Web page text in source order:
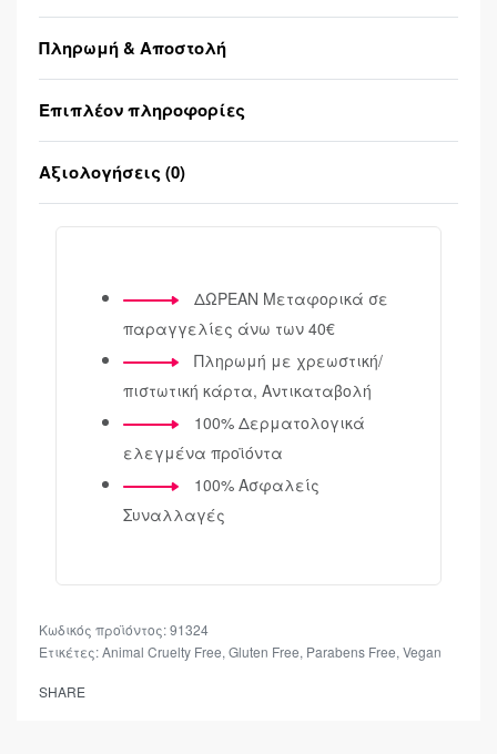
Πληρωμή & Αποστολή
Επιπλέον πληροφορίες
Αξιολογήσεις (0)
ΔΩΡΕΑΝ Μεταφορικά σε
παραγγελίες άνω των 40€
Πληρωμή με χρεωστική/
πιστωτική κάρτα, Αντικαταβολή
100% Δερματολογικά
ελεγμένα προϊόντα
100% Ασφαλείς
Συναλλαγές
91324
Ετικέτες:Animal Cruelty Free, Gluten Free, Parabens Free, Vegan
SHARE